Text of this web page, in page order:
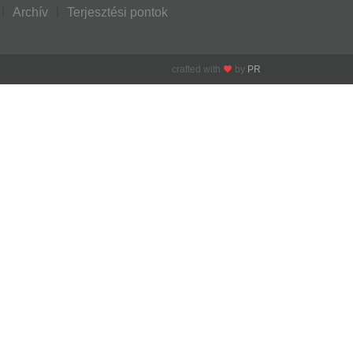
Archív Terjesztési pontok
crafted with by PR